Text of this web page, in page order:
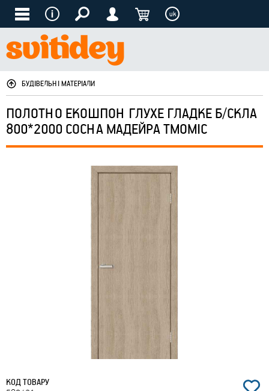
uk
БУДІВЕЛЬНІ МАТЕРІАЛИ
ПОЛОТНО ЕКОШПОН ГЛУХЕ ГЛАДКЕ Б/СКЛА
800*2000 СОСНА МАДЕЙРА ТМОМІС
КОД ТОВАРУ